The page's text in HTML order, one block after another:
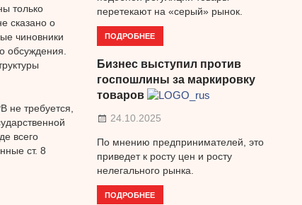
только
сказано о
чиновники
обсуждения.
не требуется,
всего
ст. 8
перетекают на «серый» рынок.
ПОДРОБНЕЕ
Бизнес выступил против
госпошлины за маркировку
товаров
24.10.2025
По мнению предпринимателей, это
приведет к росту цен и росту
нелегального рынка.
ПОДРОБНЕЕ